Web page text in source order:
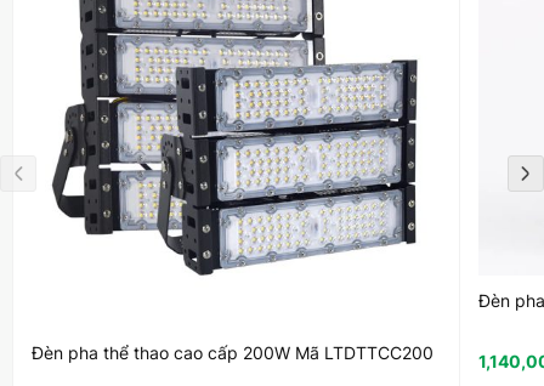
Đèn pha thể thao cao cấp 200W Mã LTDTTCC200
Đèn